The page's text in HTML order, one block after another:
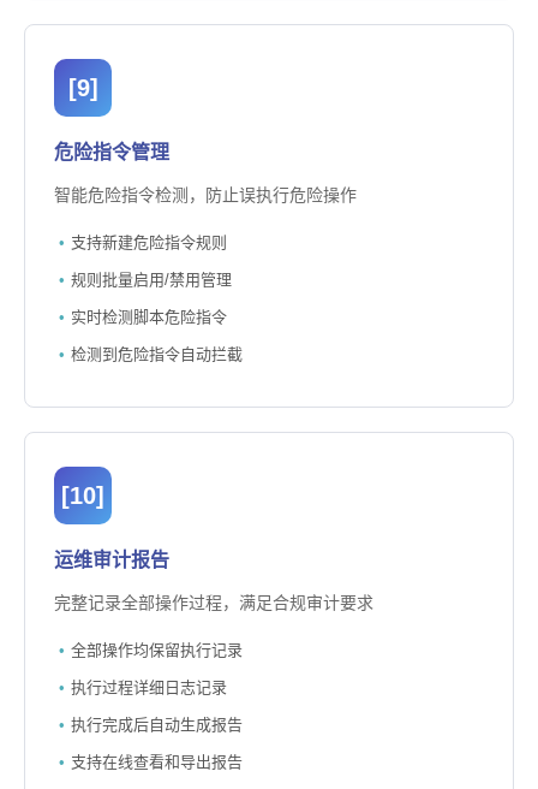
[9]
危险指令管理
智能危险指令检测，防止误执行危险操作
支持新建危险指令规则
规则批量启用/禁用管理
实时检测脚本危险指令
检测到危险指令自动拦截
[10]
运维审计报告
完整记录全部操作过程，满足合规审计要求
全部操作均保留执行记录
执行过程详细日志记录
执行完成后自动生成报告
支持在线查看和导出报告